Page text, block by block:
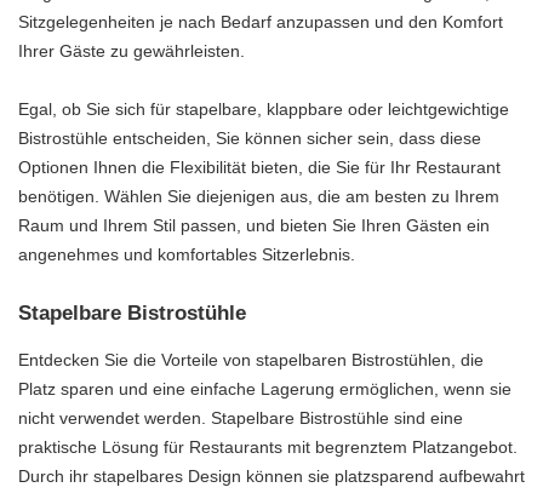
Sitzgelegenheiten je nach Bedarf anzupassen und den Komfort
Ihrer Gäste zu gewährleisten.
Egal, ob Sie sich für stapelbare, klappbare oder leichtgewichtige
Bistrostühle entscheiden, Sie können sicher sein, dass diese
Optionen Ihnen die Flexibilität bieten, die Sie für Ihr Restaurant
benötigen. Wählen Sie diejenigen aus, die am besten zu Ihrem
Raum und Ihrem Stil passen, und bieten Sie Ihren Gästen ein
angenehmes und komfortables Sitzerlebnis.
Stapelbare Bistrostühle
Entdecken Sie die Vorteile von stapelbaren Bistrostühlen, die
Platz sparen und eine einfache Lagerung ermöglichen, wenn sie
nicht verwendet werden. Stapelbare Bistrostühle sind eine
praktische Lösung für Restaurants mit begrenztem Platzangebot.
Durch ihr stapelbares Design können sie platzsparend aufbewahrt